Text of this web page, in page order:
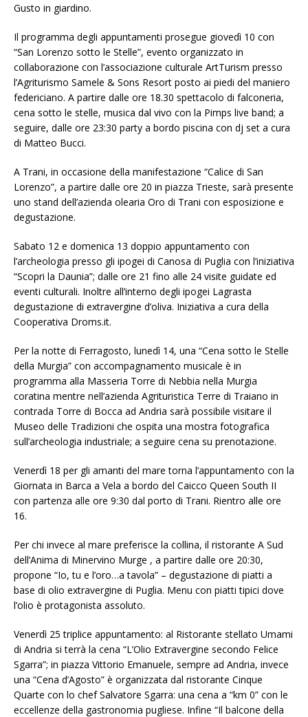
Gusto in giardino.
Il programma degli appuntamenti prosegue giovedì 10 con
“San Lorenzo sotto le Stelle”, evento organizzato in
collaborazione con l’associazione culturale ArtTurism presso
l’Agriturismo Samele & Sons Resort posto ai piedi del maniero
federiciano. A partire dalle ore 18.30 spettacolo di falconeria,
cena sotto le stelle, musica dal vivo con la Pimps live band; a
seguire, dalle ore 23:30 party a bordo piscina con dj set a cura
di Matteo Bucci.
A Trani, in occasione della manifestazione “Calice di San
Lorenzo”, a partire dalle ore 20 in piazza Trieste, sarà presente
uno stand dell’azienda olearia Oro di Trani con esposizione e
degustazione.
Sabato 12 e domenica 13 doppio appuntamento con
l’archeologia presso gli ipogei di Canosa di Puglia con l’iniziativa
“Scopri la Daunia”; dalle ore 21 fino alle 24 visite guidate ed
eventi culturali. Inoltre all’interno degli ipogei Lagrasta
degustazione di extravergine d’oliva. Iniziativa a cura della
Cooperativa Droms.it.
Per la notte di Ferragosto, lunedì 14, una “Cena sotto le Stelle
della Murgia” con accompagnamento musicale è in
programma alla Masseria Torre di Nebbia nella Murgia
coratina mentre nell’azienda Agrituristica Terre di Traiano in
contrada Torre di Bocca ad Andria sarà possibile visitare il
Museo delle Tradizioni che ospita una mostra fotografica
sull’archeologia industriale; a seguire cena su prenotazione.
Venerdì 18 per gli amanti del mare torna l’appuntamento con la
Giornata in Barca a Vela a bordo del Caicco Queen South II
con partenza alle ore 9:30 dal porto di Trani. Rientro alle ore
16.
Per chi invece al mare preferisce la collina, il ristorante A Sud
dell’Anima di Minervino Murge , a partire dalle ore 20:30,
propone “Io, tu e l’oro…a tavola” – degustazione di piatti a
base di olio extravergine di Puglia. Menu con piatti tipici dove
l’olio è protagonista assoluto.
Venerdì 25 triplice appuntamento: al Ristorante stellato Umami
di Andria si terrà la cena “L’Olio Extravergine secondo Felice
Sgarra”; in piazza Vittorio Emanuele, sempre ad Andria, invece
una “Cena d’Agosto” è organizzata dal ristorante Cinque
Quarte con lo chef Salvatore Sgarra: una cena a “km 0” con le
eccellenze della gastronomia pugliese. Infine “Il balcone della